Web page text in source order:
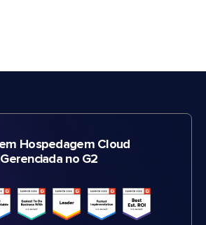
Hospedagem Cloud
Gerenciada no G2